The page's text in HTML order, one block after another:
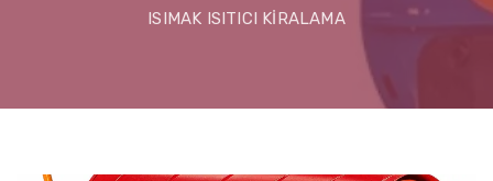
ISIMAK ISITICI KİRALAMA